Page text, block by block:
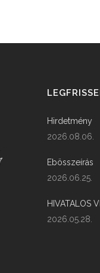
Hirdetmény
2026.08.06.
Ebösszeírás
2026.06.25.
HIVATALOS
2026.05.28.